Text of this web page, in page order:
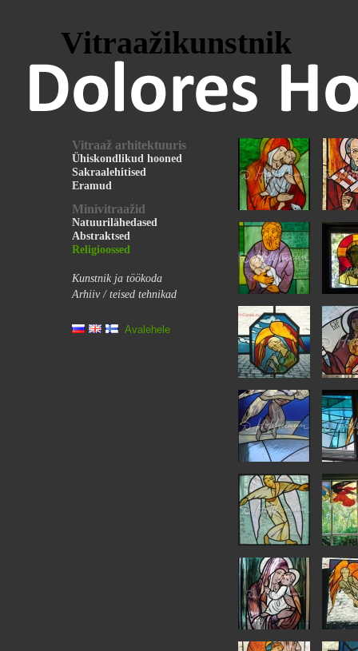
Vitraažikunstnik
Vitraaž arhitektuuris
Ühiskondlikud hooned
Sakraalehitised
Eramud
Minivitraažid
Natuurilähedased
Abstraktsed
Religioossed
Kunstnik ja töökoda
Arhiiv / teised tehnikad
Avalehele